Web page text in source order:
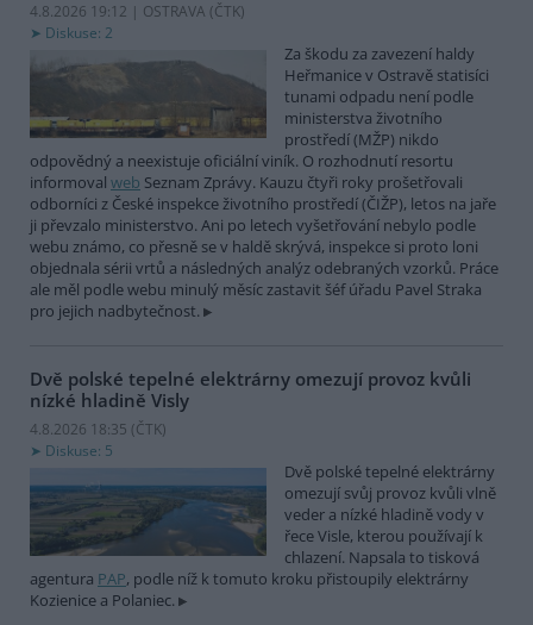
4.8.2026 19:12 | OSTRAVA (ČTK)
Diskuse: 2
Za škodu za zavezení haldy
Heřmanice v Ostravě statisíci
tunami odpadu není podle
ministerstva životního
prostředí (MŽP) nikdo
odpovědný a neexistuje oficiální viník. O rozhodnutí resortu
informoval web Seznam Zprávy. Kauzu čtyři roky prošetřovali
odborníci z České inspekce životního prostředí (ČIŽP), letos na jaře
ji převzalo ministerstvo. Ani po letech vyšetřování nebylo podle
webu známo, co přesně se v haldě skrývá, inspekce si proto loni
objednala sérii vrtů a následných analýz odebraných vzorků. Práce
ale měl podle webu minulý měsíc zastavit šéf úřadu Pavel Straka
pro jejich nadbytečnost.
Dvě polské tepelné elektrárny omezují provoz kvůli
nízké hladině Visly
4.8.2026 18:35 (ČTK)
Diskuse: 5
Dvě polské tepelné elektrárny
omezují svůj provoz kvůli vlně
veder a nízké hladině vody v
řece Visle, kterou používají k
chlazení. Napsala to tisková
agentura PAP, podle níž k tomuto kroku přistoupily elektrárny
Kozienice a Polaniec.